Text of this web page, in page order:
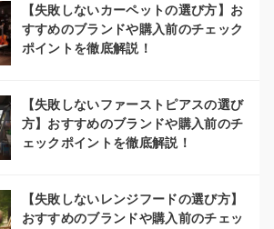
【失敗しないカーペットの選び方】お
すすめのブランドや購入前のチェック
ポイントを徹底解説！
【失敗しないファーストピアスの選び
方】おすすめのブランドや購入前のチ
ェックポイントを徹底解説！
【失敗しないレンジフードの選び方】
おすすめのブランドや購入前のチェッ